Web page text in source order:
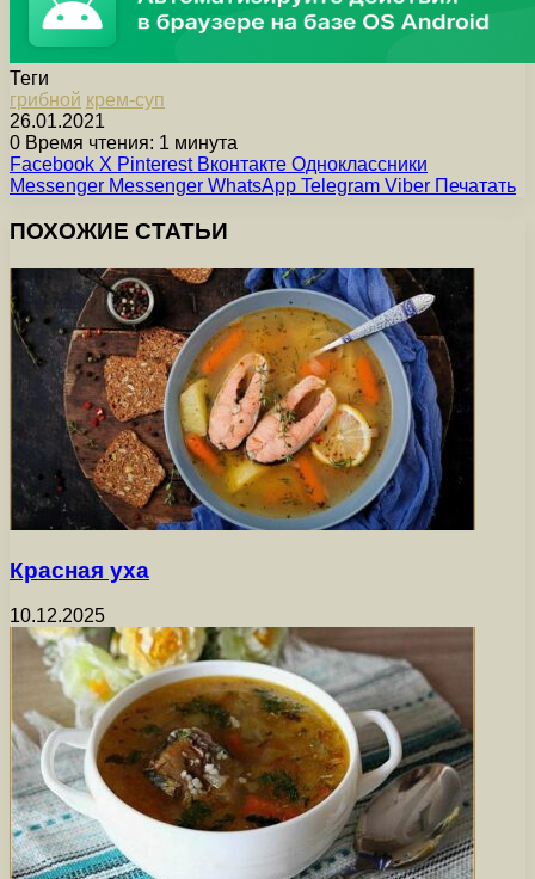
Теги
грибной крем-суп
26.01.2021
0 Время чтения: 1 минута
Facebook X Pinterest Вконтакте Одноклассники
Messenger Messenger WhatsApp Telegram Viber Печатать
ПОХОЖИЕ СТАТЬИ
Красная уха
10.12.2025